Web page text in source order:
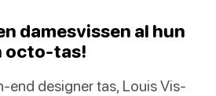
damesvissen al hun
octo-tas!
end designer tas, Louis Vis-